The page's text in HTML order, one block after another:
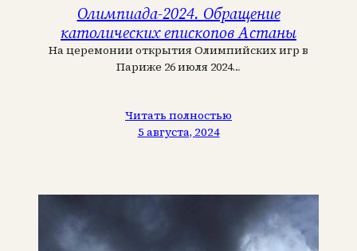
Олимпиада-2024. Обращение
католических епископов Астаны
На церемонии открытия Олимпийских игр в
Париже 26 июля 2024…
Читать полностью
5 августа, 2024